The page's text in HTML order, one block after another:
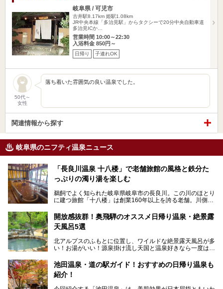
岐阜県 / 可児市
古井駅8.17km 姫駅1.08km
JR中央本線「多治見駅」からタクシーで20分中央自動車道
多治見ICか…
営業時間 10:00～22:30
入浴料金 850円～
日帰り 子連れOK
50代～
女性
落ち着いた雰囲気の良い温泉でした。
関連情報から探す
岐阜県のニフティ温泉ニュース
「長良川温泉 十八楼」で老舗旅館の風格と鉄分た
っぷりの濁り湯を楽しむ
鵜飼でよく知られた岐阜県岐阜市の長良川。この川のほとり
に建つ旅館「十八楼」は創業160年以上を誇る老舗。川側の
濁り湯で、地産地消にこだわった食事も定評があります。
そして大浴場は日帰り入浴もできるんですよ。泊まりでも日
岐阜の手仕事に触れる旅とともに楽しんでみてはいかがでし
ょう！
───
提供元：岐阜県【PR】
この記事は岐阜県のPR記事です。
開放感抜群！奥飛騨のオススメ日帰り温泉・絶景露
天風呂5選
北アルプスのふもとに位置し、ワイルドな絶景露天風呂が多
い！お湯がいい！源泉掛け流し天国と温泉好きなら一度は行
「平湯温泉」「福地温泉」「新平湯温泉」「栃尾温泉」「新
穂高温泉」と5つの温泉地を総称して奥飛騨温泉郷と呼びま
池田温泉・道の駅ガイド！おすすめの日帰り温泉も
紹介！